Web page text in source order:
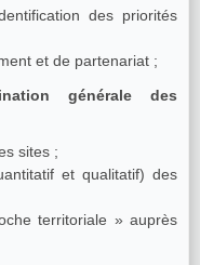
des priorités
et de partenariat ;
générale des
sites ;
et qualitatif) des
territoriale » auprès